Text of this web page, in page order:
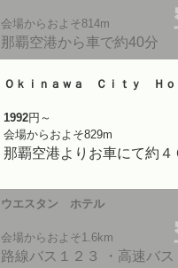
会場からおよそ814m
那覇空港から車で約40分
Ｏｋｉｎａｗａ Ｃｉｔｙ Ｈｏ
1992円～
会場からおよそ829m
那覇空港よりお車にて約４
ウエスタン ホテル
会場からおよそ1.6km
路線バス１２３ ・高速バ